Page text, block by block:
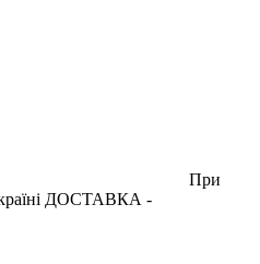
- 100 грн При
ДОСТАВКА -